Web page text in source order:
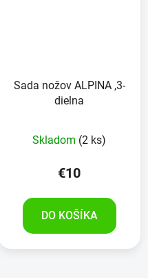
Sada nožov ALPINA ,3-
dielna
Skladom (2 ks)
€10
DO KOŠÍKA